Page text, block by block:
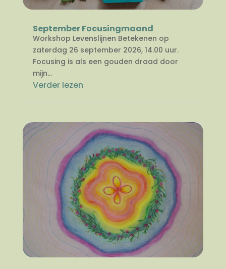
September Focusingmaand
Workshop Levenslijnen Betekenen op
zaterdag 26 september 2026, 14.00 uur.
Focusing is als een gouden draad door
mijn...
Verder lezen